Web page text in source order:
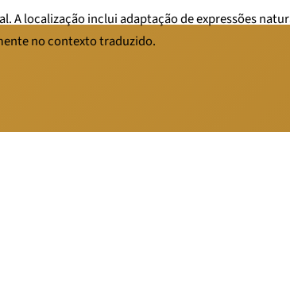
A localização inclui adaptação de expressões
no contexto traduzido.